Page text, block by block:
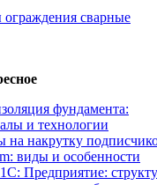
ограждения сварные
фундамента:
и технологии
на накрутку
виды и особенности
Предприятие: